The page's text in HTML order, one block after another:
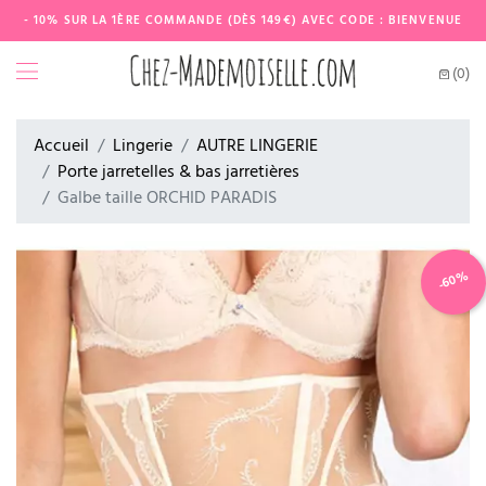
- 10% SUR LA 1ÈRE COMMANDE (DÈS 149€) AVEC CODE : BIENVENUE
(0)
Accueil Lingerie
AUTRE LINGERIE
Porte jarretelles & bas jarretières
Galbe taille ORCHID PARADIS
-60%